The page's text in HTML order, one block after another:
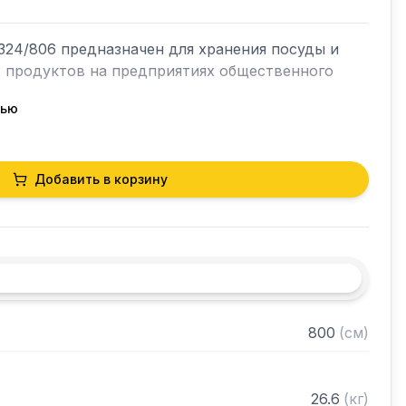
806 предназначен для хранения посуды и
на предприятиях общественного
разборный
нержавеющей стали марки AISI 430 толщиной
регулируемое с шагом 50 мм
разобранном виде
Добавить в корзину
800 (см)
26.6 (кг)